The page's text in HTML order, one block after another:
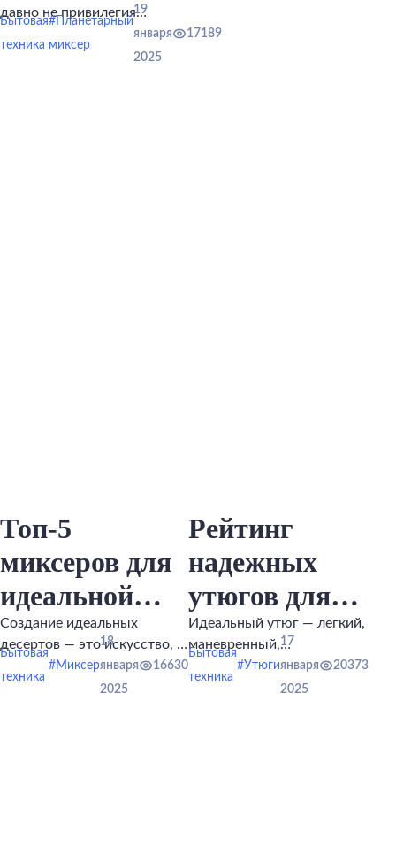
давно не привилегия
профессиональных кухонь.
Бытовая
техника
#Планетарный
миксер
19
января
2025
17189
Топ-5
миксеров для
идеальной
выпечки
Создание идеальных
десертов — это искусство, в
котором важны точность и
Бытовая
техника
#Миксер
18
января
2025
16630
Рейтинг
надежных
утюгов для
одежды
Идеальный утюг — легкий,
маневренный,
разглаживающий любые
неровности и способный
Бытовая
техника
#Утюги
17
января
2025
20373